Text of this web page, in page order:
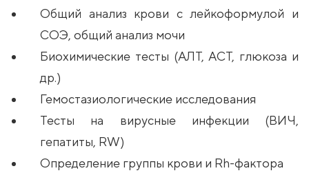
Общий анализ крови с лейкоформулой и
СОЭ, общий анализ мочи
Биохимические тесты (АЛТ, АСТ, глюкоза и
др.)
Гемостазиологические исследования
Тесты на вирусные инфекции (ВИЧ,
гепатиты, RW)
Определение группы крови и Rh-фактора